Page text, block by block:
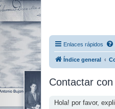
Enlaces rápidos
Índice general
Contactar
Hola! por favor,